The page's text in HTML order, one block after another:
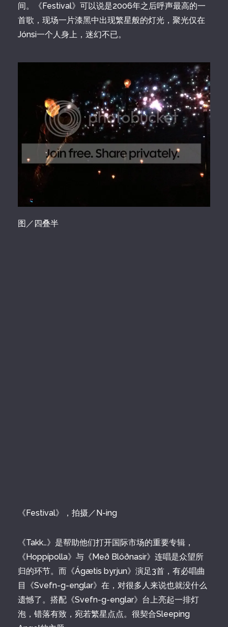
间。《Festival》可以说是2006年之后呼声最高的一
首歌，现场一片漆黑中出现繁星般的灯光，聚光仅在
Jónsi一个人身上，迷幻不已。
图／四叠半
《Festival》，拍摄／N-ing
《Takk…》是帮助他们打开国际市场的重要专辑，
《Hoppípolla》与《Með Blóðnasir》连唱是众望所
归的环节。而《Ágætis byrjun》演足3首，有必唱曲
目《Svefn-g-englar》在，对很多人来说也就没什么
遗憾了。搭配《Svefn-g-englar》台上亮起一排灯
泡，错落有致，宛若繁星点点。很契合Sleeping